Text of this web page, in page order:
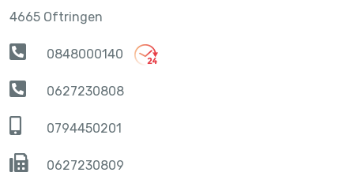
4665 Oftringen
0848000140
0627230808
0794450201
0627230809